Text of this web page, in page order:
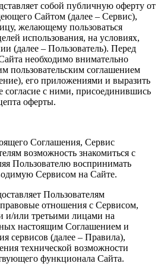
собой публичную оферту от
Сайтом (далее – Сервис),
желающему пользоваться
использования, на условиях,
(далее – Пользователь). Перед
необходимо внимательно
пользовательским соглашением
его приложениями и выразить
согласие с ними, присоединившись
оферты.
Соглашения, Сервис
возможность знакомиться с
Пользователю воспринимать
Сервисом на Сайте.
Пользователям
отношения с Сервисом,
и/или третьими лицами на
настоящим Соглашением и
сервисов (далее – Правила),
технической возможности
функционала Сайта.